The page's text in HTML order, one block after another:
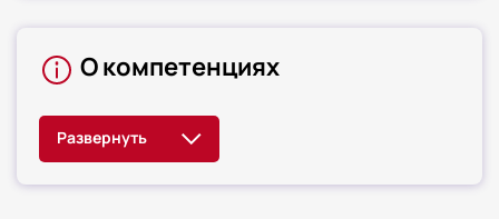
О компетенциях